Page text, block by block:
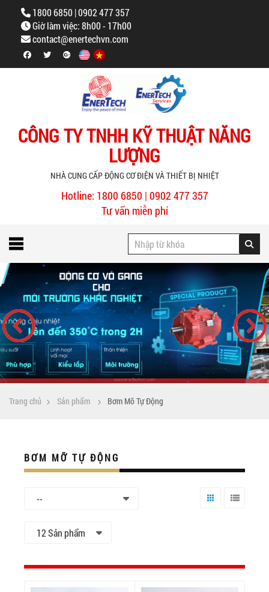
1800 6850 | 0902 477 357
Giờ làm việc: 8h00 - 17h00
contact@enertechvn.com
CÔNG TY TNHH KỸ THUẬT NĂNG
LƯỢNG
NHÀ CUNG CẤP ĐỘNG CƠ ĐIỆN VÀ THIẾT BỊ NHIỆT
Hotline: 1800 6850 | 0902 477 357
Tư vấn miễn phí
Trang chủ Sản phẩm Bơm Mỡ Tự Động
BƠM MỠ TỰ ĐỘNG
--
12 Sản phẩm